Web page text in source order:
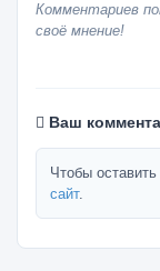
Комментариев
своё мнение!
Ваш
Чтобы
сайт.